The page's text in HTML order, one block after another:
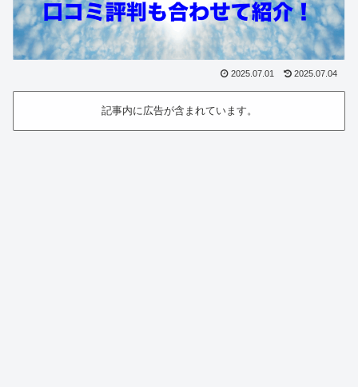
2025.07.01 2025.07.04
記事内に広告が含まれています。